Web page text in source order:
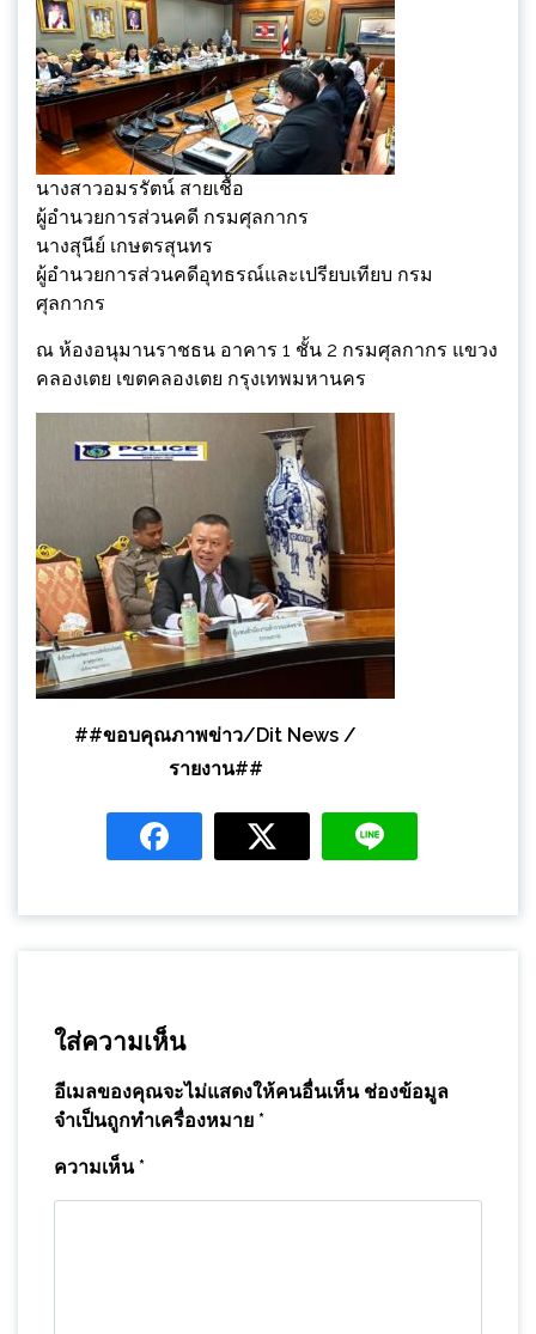
นางสาวอมรรัตน์ สายเชื้อ
ผู้อำนวยการส่วนคดี กรมศุลกากร
นางสุนีย์ เกษตรสุนทร
ผู้อำนวยการส่วนคดีอุทธรณ์และเปรียบเทียบ กรม
ศุลกากร
ณ ห้องอนุมานราชธน อาคาร 1 ชั้น 2 กรมศุลกากร แขวง
คลองเตย เขตคลองเตย กรุงเทพมหานคร
##ขอบคุณภาพข่าว/Dit News /
รายงาน##
ใส่ความเห็น
อีเมลของคุณจะไม่แสดงให้คนอื่นเห็น ช่องข้อมูล
จำเป็นถูกทำเครื่องหมาย *
ความเห็น*